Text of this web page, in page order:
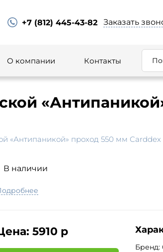
+7 (812) 445-43-82 Заказать
О компании Контакты
«Антипаникой» проход 550 мм Carddex
В наличии
5910 р
Бренд: